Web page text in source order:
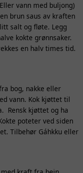
vann med buljong)
brun saus av kraften
salt og fløte. Legg
kokte grønnsaker.
en halv times tid.
bog, nakke eller
vann. Kok kjøttet til
Rensk kjøttet og ha
poteter ved siden
Tilbehør Gáhkku eller